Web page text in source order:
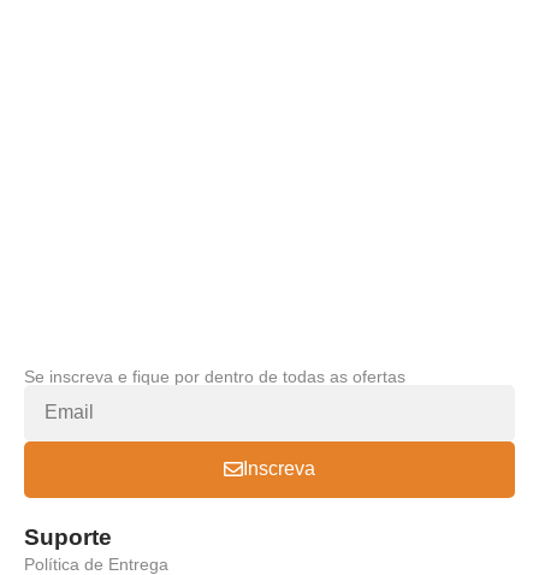
Se inscreva e fique por dentro de todas as ofertas
Inscreva
Suporte
Política de Entrega